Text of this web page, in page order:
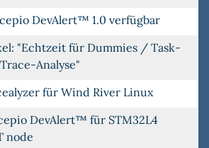
DevAlert™ 1.0 verfügbar
"Echtzeit für Dummies / Task-
Analyse"
für Wind River Linux
DevAlert™ für STM32L4
node